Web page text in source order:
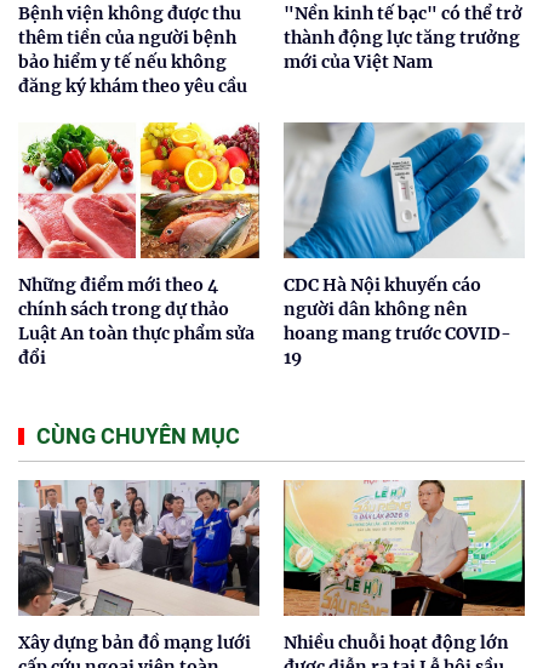
Bệnh viện không được thu
thêm tiền của người bệnh
bảo hiểm y tế nếu không
đăng ký khám theo yêu cầu
"Nền kinh tế bạc" có thể trở
thành động lực tăng trưởng
mới của Việt Nam
Những điểm mới theo 4
chính sách trong dự thảo
Luật An toàn thực phẩm sửa
đổi
CDC Hà Nội khuyến cáo
người dân không nên
hoang mang trước COVID-
19
CÙNG CHUYÊN MỤC
Xây dựng bản đồ mạng lưới
Nhiều chuỗi hoạt động lớn